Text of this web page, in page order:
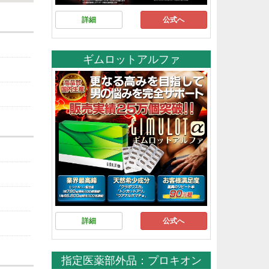
詳細 公式へ
ギムロットアルファ
詳細 公式へ
指定医薬部外品：プロキオン